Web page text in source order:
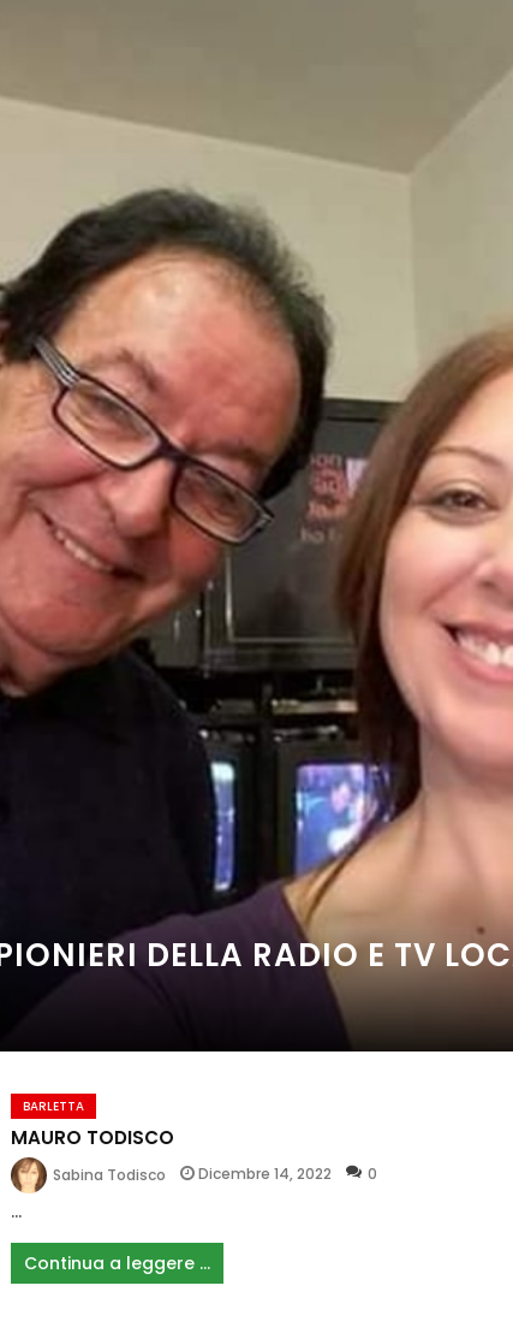
DELLA RADIO E TV
BARLETTA
MAURO TODISCO
Sabina Todisco Dicembre 14, 2022 0
...
Continua a leggere ...